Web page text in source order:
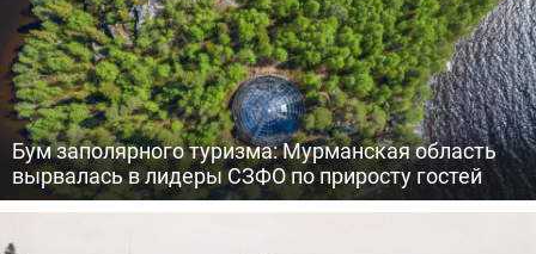
Бум заполярного туризма: Мурманская область
вырвалась в лидеры СЗФО по приросту гостей